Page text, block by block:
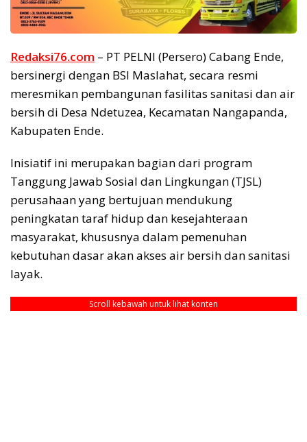
Redaksi76.com – PT PELNI (Persero) Cabang Ende,
bersinergi dengan BSI Maslahat, secara resmi
meresmikan pembangunan fasilitas sanitasi dan air
bersih di Desa Ndetuzea, Kecamatan Nangapanda,
Kabupaten Ende.
Inisiatif ini merupakan bagian dari program
Tanggung Jawab Sosial dan Lingkungan (TJSL)
perusahaan yang bertujuan mendukung
peningkatan taraf hidup dan kesejahteraan
masyarakat, khususnya dalam pemenuhan
kebutuhan dasar akan akses air bersih dan sanitasi
layak.
Scroll kebawah untuk lihat konten